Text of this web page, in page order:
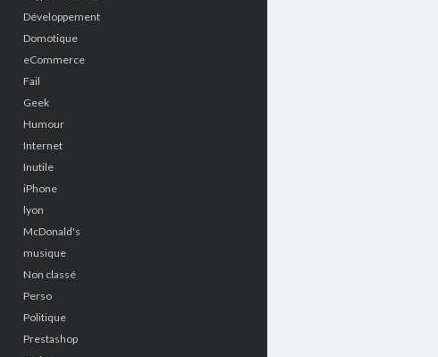
Développement
Domotique
eCommerce
Fail
Geek
Humour
Internet
Inutile
iPhone
lyon
McDonald's
musique
Non classé
Perso
Politique
Prestashop